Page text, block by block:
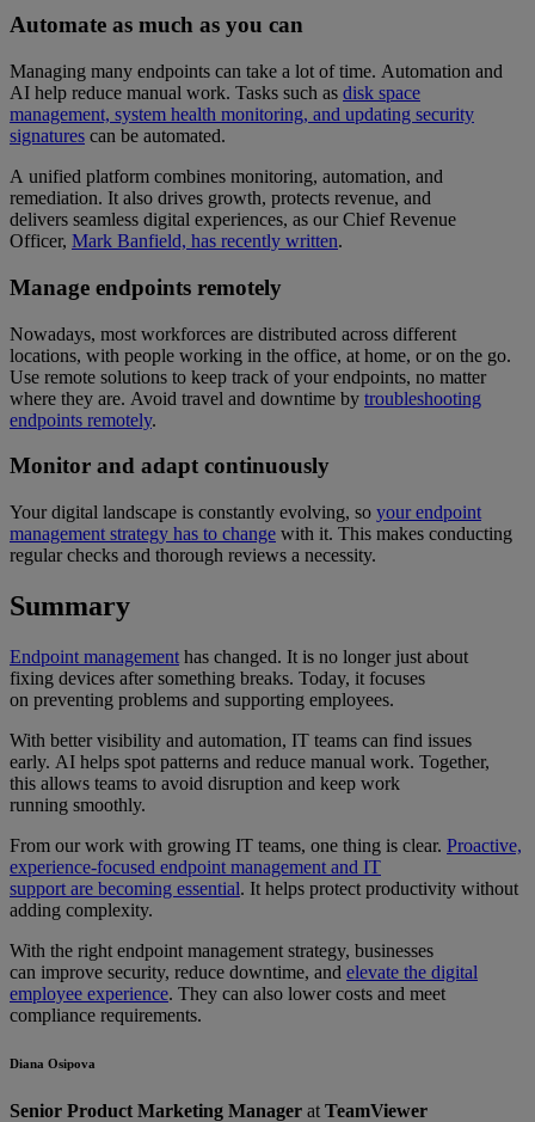
Automate as much as you can
Managing many endpoints can take a lot of time. Automation and
AI help reduce manual work. Tasks such as disk space
management, system health monitoring, and updating security
signatures can be automated.
A unified platform combines monitoring, automation, and
remediation. It also drives growth, protects revenue, and
delivers seamless digital experiences, as our Chief Revenue
Officer, Mark Banfield, has recently written.
Manage endpoints remotely
Nowadays, most workforces are distributed across different
locations, with people working in the office, at home, or on the go.
Use remote solutions to keep track of your endpoints, no matter
where they are. Avoid travel and downtime by troubleshooting
endpoints remotely.
Monitor and adapt continuously
Your digital landscape is constantly evolving, so your endpoint
management strategy has to change with it. This makes conducting
regular checks and thorough reviews a necessity.
Summary
Endpoint management has changed. It is no longer just about
fixing devices after something breaks. Today, it focuses
on preventing problems and supporting employees.
With better visibility and automation, IT teams can find issues
early. AI helps spot patterns and reduce manual work. Together,
this allows teams to avoid disruption and keep work
running smoothly.
From our work with growing IT teams, one thing is clear. Proactive,
experience-focused endpoint management and IT
support are becoming essential. It helps protect productivity without
adding complexity.
With the right endpoint management strategy, businesses
can improve security, reduce downtime, and elevate the digital
employee experience. They can also lower costs and meet
compliance requirements.
Diana Osipova
Senior Product Marketing Manager at TeamViewer